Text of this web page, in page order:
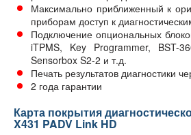
Максимально приближенный к
приборам доступ к
Подключение опциональных
iTPMS, Key Programmer, BST-
Sensorbox S2-2 и т.д.
Печать результатов диагностики
2 года гарантии
Карта покрытия
X431 PADV Link HD